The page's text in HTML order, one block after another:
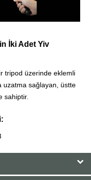
İki Adet Yiv
tripod üzerinde eklemli
uzatma sağlayan, üstte
sahiptir.